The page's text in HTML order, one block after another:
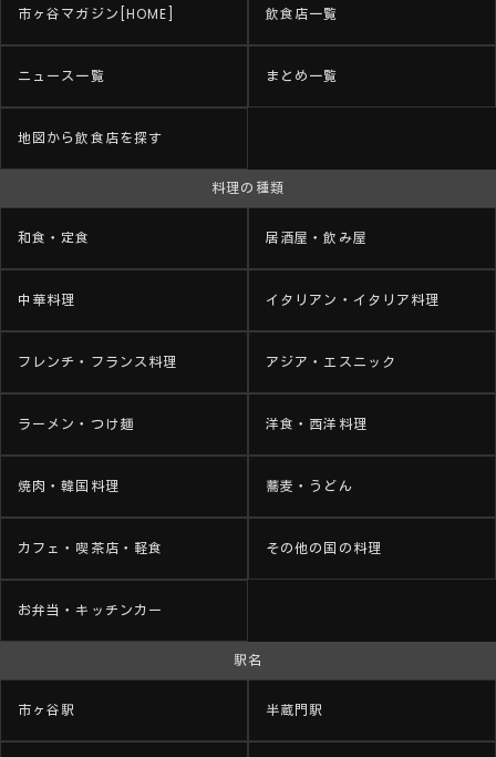
市ヶ谷マガジン[HOME] 飲食店一覧
ニュース一覧 まとめ一覧
地図から飲食店を探す
料理の種類
和食・定食 居酒屋・飲み屋
中華料理 イタリアン・イタリア料理
フレンチ・フランス料理 アジア・エスニック
ラーメン・つけ麺 洋食・西洋料理
焼肉・韓国料理 蕎麦・うどん
カフェ・喫茶店・軽食 その他の国の料理
お弁当・キッチンカー
駅名
市ヶ谷駅 半蔵門駅